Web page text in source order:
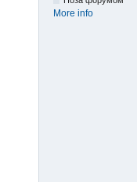
More info